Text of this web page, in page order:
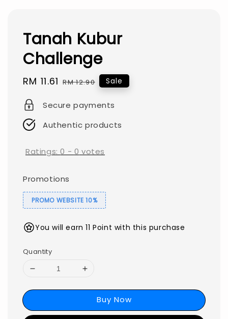
Tanah Kubur
Challenge
Sale
RM 11.61 Regular
RM 12.90 Sale
Secure payments
Authentic products
Ratings:0 - 0 votes
Promotions
PROMO WEBSITE 10%
You will earn 11 Point with this purchase
Quantity
Buy Now